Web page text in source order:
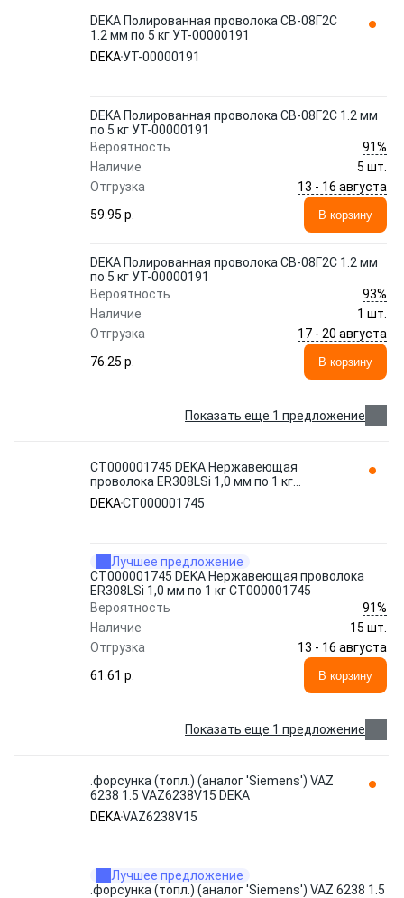
DEKA Полированная проволока СВ-08Г2С
1.2 мм по 5 кг УТ-00000191
DEKAУТ-00000191
DEKA Полированная проволока СВ-08Г2С 1.2 мм
по 5 кг УТ-00000191
Вероятность
91%
Наличие
5 шт.
Отгрузка
13 - 16 августа
59.95 p.
В корзину
DEKA Полированная проволока СВ-08Г2С 1.2 мм
по 5 кг УТ-00000191
Вероятность
93%
Наличие
1 шт.
Отгрузка
17 - 20 августа
76.25 p.
В корзину
Показать еще 1 предложение
СТ000001745 DEKA Нержавеющая
проволока ER308LSi 1,0 мм по 1 кг
СТ000001745
DEKAСТ000001745
Лучшее предложение
СТ000001745 DEKA Нержавеющая проволока
ER308LSi 1,0 мм по 1 кг СТ000001745
Вероятность
91%
Наличие
15 шт.
Отгрузка
13 - 16 августа
61.61 p.
В корзину
Показать еще 1 предложение
.форсунка (топл.) (аналог 'Siemens') VAZ
6238 1.5 VAZ6238V15 DEKA
DEKAVAZ6238V15
Лучшее предложение
.форсунка (топл.) (аналог 'Siemens') VAZ 6238 1.5